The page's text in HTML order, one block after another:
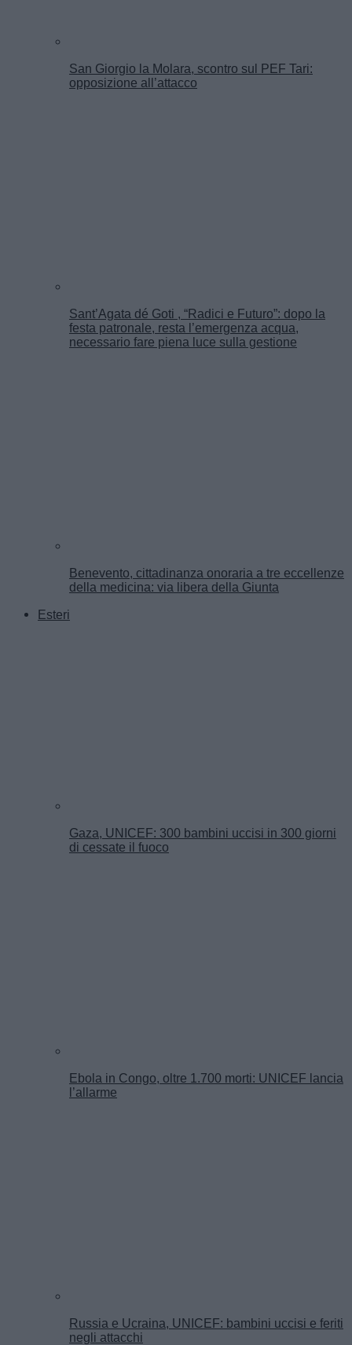
San Giorgio la Molara, scontro sul PEF Tari:
opposizione all’attacco
Sant’Agata dé Goti , “Radici e Futuro”: dopo la
festa patronale, resta l’emergenza acqua,
necessario fare piena luce sulla gestione
Benevento, cittadinanza onoraria a tre eccellenze
della medicina: via libera della Giunta
Esteri
Gaza, UNICEF: 300 bambini uccisi in 300 giorni
di cessate il fuoco
Ebola in Congo, oltre 1.700 morti: UNICEF lancia
l’allarme
Russia e Ucraina, UNICEF: bambini uccisi e feriti
negli attacchi